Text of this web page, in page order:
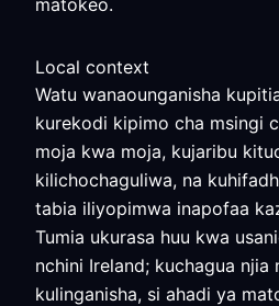
matokeo.
Local context
Watu wanaounganisha
kurekodi kipimo cha msingi
moja kwa moja, kujaribu
kilichochaguliwa, na
tabia iliyopimwa inapofaa
Tumia ukurasa huu kwa
nchini Ireland; kuchagua
kulinganisha, si ahadi ya